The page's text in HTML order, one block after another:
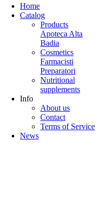
Home
Catalog
Products
Apoteca Alta
Badia
Cosmetics
Farmacisti
Preparatori
Nutritional
supplements
Info
About us
Contact
Terms of Service
News